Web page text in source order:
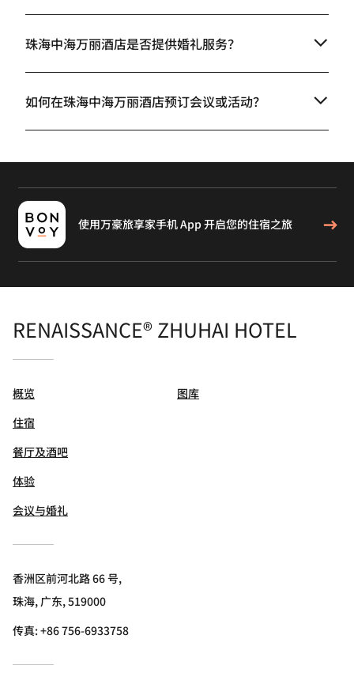
珠海中海万丽酒店是否提供婚礼服务？
如何在珠海中海万丽酒店预订会议或活动？
使用万豪旅享家手机 App 开启您的住宿之旅
RENAISSANCE® ZHUHAI HOTEL
概览
住宿
餐厅及酒吧
体验
会议与婚礼
图库
香洲区前河北路 66 号,
珠海, 广东, 519000
传真:+86 756-6933758